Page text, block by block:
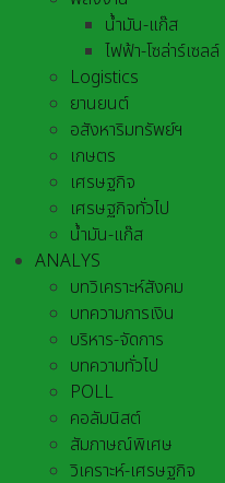
น้ำมัน-แก๊ส
ไฟฟ้า-โซล่าร์เซลล์
Logistics
ยานยนต์
อสังหาริมทรัพย์ฯ
เกษตร
เศรษฐกิจ
เศรษฐกิจทั่วไป
น้ำมัน-แก๊ส
ANALYS
บทวิเคราะห์สังคม
บทความการเงิน
บริหาร-จัดการ
บทความทั่วไป
POLL
คอลัมนิสต์
สัมภาษณ์พิเศษ
วิเคราะห์-เศรษฐกิจ